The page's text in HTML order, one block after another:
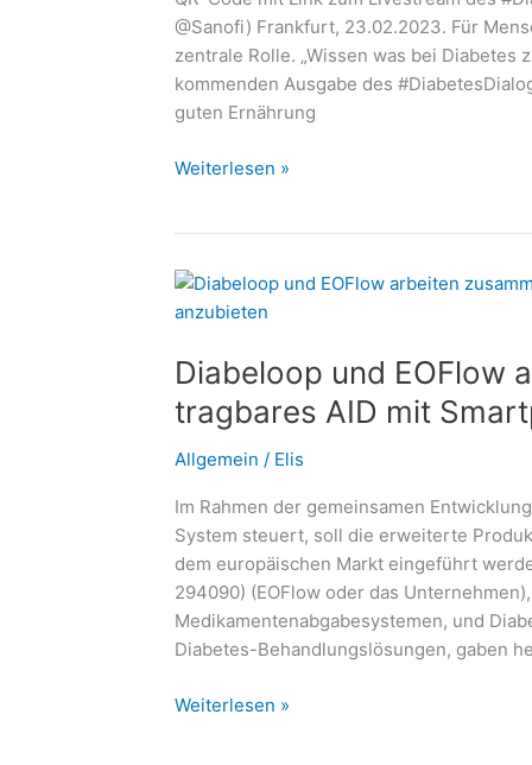
@Sanofi) Frankfurt, 23.02.2023. Für
zentrale Rolle. „Wissen was bei Diabetes
kommenden Ausgabe des
guten Ernährung
Mit
Leben
führen
Thema
#DiabetesDialog:
Welche
spielt
die
Ernährung?
Weiterlesen »
Diabeloop und EOFlow
tragbares AID mit
Allgemein / Elis
Im Rahmen der gemeinsamen
System steuert, soll die erweiterte
dem europäischen Markt eingeführt
294090) (EOFlow oder das
Medikamentenabgabesystemen, und
Diabetes-Behandlungslösungen, gaben
Diabeloop
Weiterlesen »